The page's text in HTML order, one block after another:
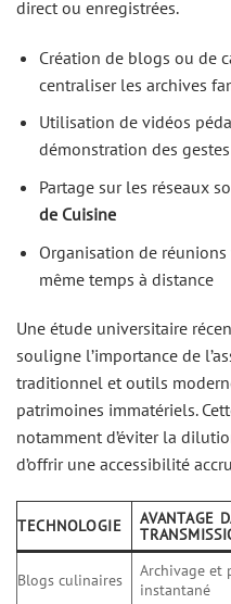
direct ou enregistrées.
Création de blogs ou de
centraliser les archives
Utilisation de vidéos
démonstration des
Partage sur les réseaux
de Cuisine
Organisation de
même temps à distance
Une étude universitaire
souligne l’importance de
traditionnel et outils
patrimoines immatériels.
notamment d’éviter la
d’offrir une accessibilité
TECHNOLOGIE AVANTAGE
Blogs culinaires
Archivage et
instantané